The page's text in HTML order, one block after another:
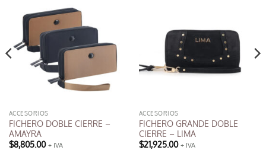
ACCESORIOS
FICHERO DOBLE CIERRE –
AMAYRA
$8,805.00 + IVA
ACCESORIOS
FICHERO GRANDE DOBLE
CIERRE – LIMA
$21,925.00 + IVA